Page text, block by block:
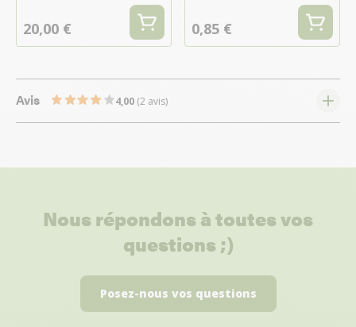
20,00 € 0,85 €
Avis 4,00 (2 avis)
Nous répondons à toutes vos
questions ;)
Posez-nous vos questions